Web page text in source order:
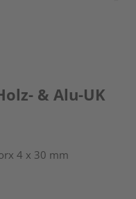
& Alu-UK
4 x 30 mm